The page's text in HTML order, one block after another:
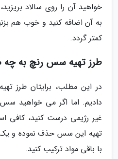
خواهید آن را روی سالاد
به آن اضافه کنید و خوب هم
کمتر گردد.
طرز تهیه سس رنچ به
در این مطلب، برایتان طرز
دادیم. اما اگر می خواهید
غیر رژیمی درست کنید، کافی
تهیه این سس حذف نموده و یک
با باقی مواد ترکیب کنید.